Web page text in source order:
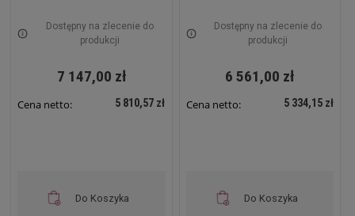
Dostępny na zlecenie do
produkcji
7 147,00 zł
Cena netto: 5 810,57 zł
Do Koszyka
Dostępny na zlecenie do
produkcji
6 561,00 zł
Cena netto: 5 334,15 zł
Do Koszyka